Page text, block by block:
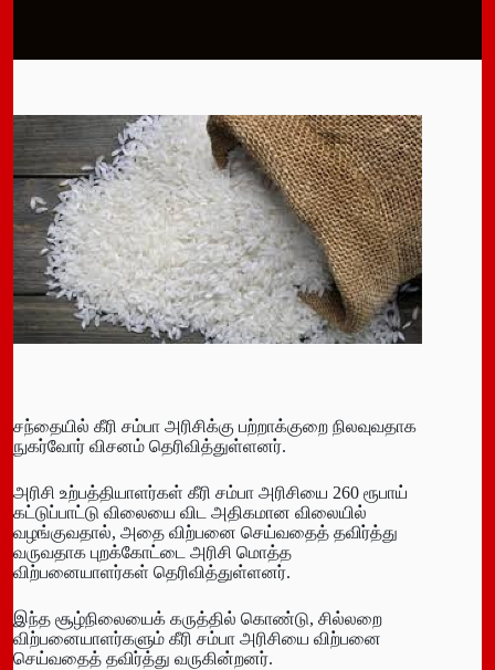
சந்தையில் கீரி சம்பா அரிசிக்கு பற்றாக்குறை நிலவுவதாக
நுகர்வோர் விசனம் தெரிவித்துள்ளனர்.
அரிசி உற்பத்தியாளர்கள் கீரி சம்பா அரிசியை 260 ரூபாய்
கட்டுப்பாட்டு விலையை விட அதிகமான விலையில்
வழங்குவதால், அதை விற்பனை செய்வதைத் தவிர்த்து
வருவதாக புறக்கோட்டை அரிசி மொத்த
விற்பனையாளர்கள் தெரிவித்துள்ளனர்.
இந்த சூழ்நிலையைக் கருத்தில் கொண்டு, சில்லறை
விற்பனையாளர்களும் கீரி சம்பா அரிசியை விற்பனை
செய்வதைத் தவிர்த்து வருகின்றனர்.